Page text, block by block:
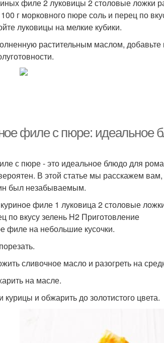
филе 2 луковицы 2 столовые ложки
г морковного пюре соль и перец по
луковицы на мелкие кубики.
растительным маслом,
филе с пюре: идеальное
с пюре - это идеальное блюдо для
В этой статье мы расскажем
был незабываемым.
филе 1 луковица 2 столовые
по вкусу зелень H2 Приготовление
филе на небольшие кусочки.
сливочное масло и разогреть на
на масле.
курицы и обжарить до золотистого цвета.